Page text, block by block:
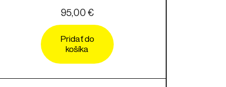
95,00 €
Pridať do
košíka